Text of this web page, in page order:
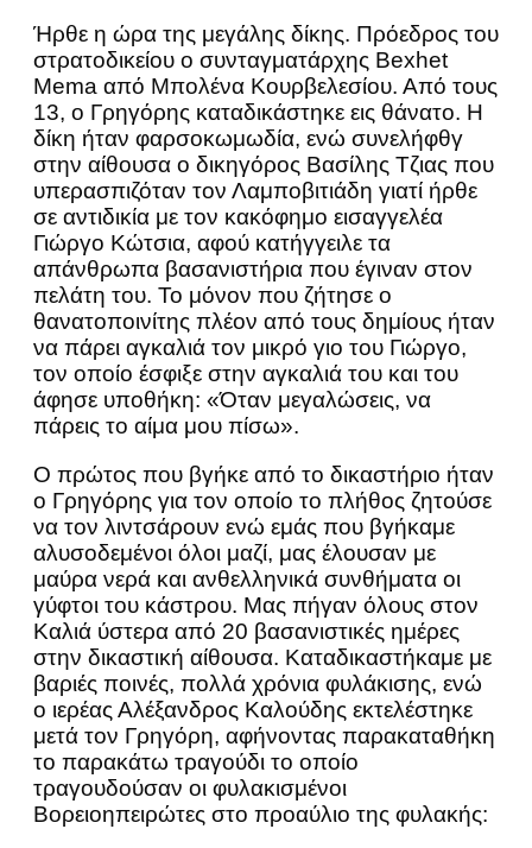
Ήρθε η ώρα της μεγάλης δίκης. Πρόεδρος του
στρατοδικείου ο συνταγματάρχης Bexhet
Mema από Μπολένα Κουρβελεσίου. Από τους
13, ο Γρηγόρης καταδικάστηκε εις θάνατο. Η
δίκη ήταν φαρσοκωμωδία, ενώ συνελήφθγ
στην αίθουσα ο δικηγόρος Βασίλης Τζιας που
υπερασπιζόταν τον Λαμποβιτιάδη γιατί ήρθε
σε αντιδικία με τον κακόφημο εισαγγελέα
Γιώργο Κώτσια, αφού κατήγγειλε τα
απάνθρωπα βασανιστήρια που έγιναν στον
πελάτη του. Το μόνον που ζήτησε ο
θανατοποινίτης πλέον από τους δημίους ήταν
να πάρει αγκαλιά τον μικρό γιο του Γιώργο,
τον οποίο έσφιξε στην αγκαλιά του και του
άφησε υποθήκη: «Όταν μεγαλώσεις, να
πάρεις το αίμα μου πίσω».
Ο πρώτος που βγήκε από το δικαστήριο ήταν
ο Γρηγόρης για τον οποίο το πλήθος ζητούσε
να τον λιντσάρουν ενώ εμάς που βγήκαμε
αλυσοδεμένοι όλοι μαζί, μας έλουσαν με
μαύρα νερά και ανθελληνικά συνθήματα οι
γύφτοι του κάστρου. Μας πήγαν όλους στον
Καλιά ύστερα από 20 βασανιστικές ημέρες
στην δικαστική αίθουσα. Καταδικαστήκαμε με
βαριές ποινές, πολλά χρόνια φυλάκισης, ενώ
ο ιερέας Αλέξανδρος Καλούδης εκτελέστηκε
μετά τον Γρηγόρη, αφήνοντας παρακαταθήκη
το παρακάτω τραγούδι το οποίο
τραγουδούσαν οι φυλακισμένοι
Βορειοηπειρώτες στο προαύλιο της φυλακής: